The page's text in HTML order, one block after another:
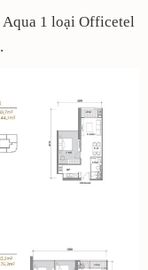
Aqua 1 loại Officetel